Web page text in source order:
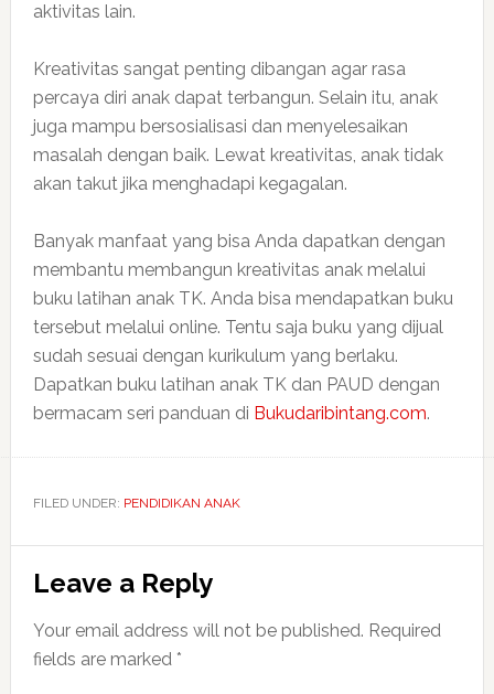
aktivitas lain.
Kreativitas sangat penting dibangan agar rasa
percaya diri anak dapat terbangun. Selain itu, anak
juga mampu bersosialisasi dan menyelesaikan
masalah dengan baik. Lewat kreativitas, anak tidak
akan takut jika menghadapi kegagalan.
Banyak manfaat yang bisa Anda dapatkan dengan
membantu membangun kreativitas anak melalui
buku latihan anak TK. Anda bisa mendapatkan buku
tersebut melalui online. Tentu saja buku yang dijual
sudah sesuai dengan kurikulum yang berlaku.
Dapatkan buku latihan anak TK dan PAUD dengan
bermacam seri panduan di Bukudaribintang.com.
FILED UNDER: PENDIDIKAN ANAK
Reader
Interactions
Leave a Reply
Your email address will not be published. Required
fields are marked *